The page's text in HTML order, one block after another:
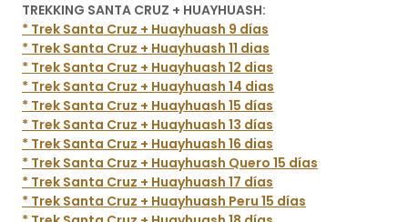
TREKKING SANTA CRUZ + HUAYHUASH:
* Trek Santa Cruz + Huayhuash 9 días
* Trek Santa Cruz + Huayhuash 11 dias
* Trek Santa Cruz + Huayhuash 12 dias
* Trek Santa Cruz + Huayhuash 14 dias
* Trek Santa Cruz + Huayhuash 15 días
* Trek Santa Cruz + Huayhuash 13 días
* Trek Santa Cruz + Huayhuash 16 dias
* Trek Santa Cruz + Huayhuash Quero 15 días
* Trek Santa Cruz + Huayhuash 17 días
* Trek Santa Cruz + Huayhuash Peru 15 días